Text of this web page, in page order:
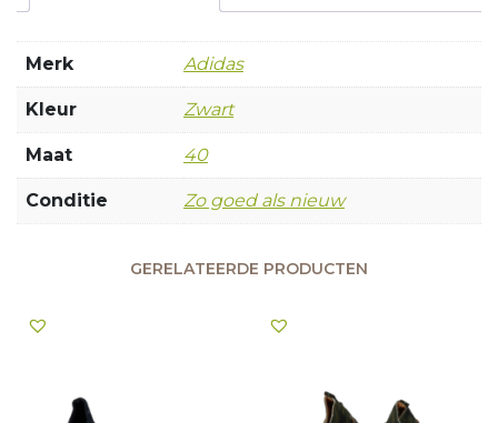
Merk Adidas
Kleur Zwart
Maat 40
Conditie Zo goed als nieuw
GERELATEERDE PRODUCTEN